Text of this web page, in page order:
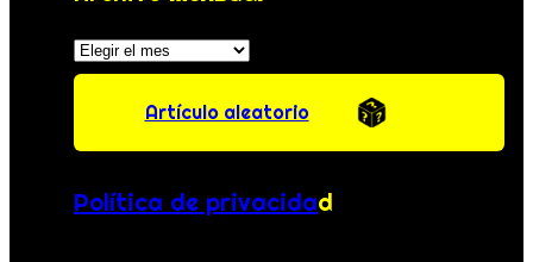
Archivos
Artículo aleatorio
Política de privacidad